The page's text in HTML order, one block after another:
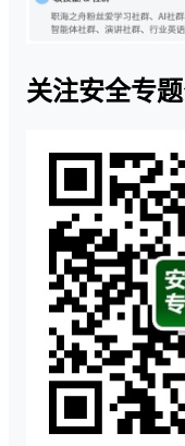
关注安全专